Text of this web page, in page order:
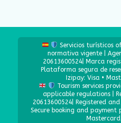
Servicios turísticos
normativa vigente |
20613600524| Marca
Plataforma segura de
Izipay: Visa •
Tourism services
applicable regulations |
20613600524| Registered
Secure booking and
Mastercard